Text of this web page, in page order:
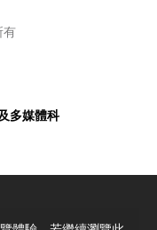
有
多媒體科